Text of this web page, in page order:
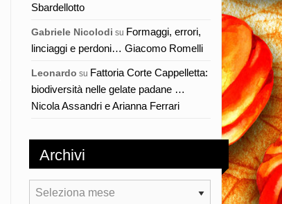
Sbardellotto
Gabriele Nicolodi su Formaggi, errori,
linciaggi e perdoni… Giacomo Romelli
Leonardo su Fattoria Corte Cappelletta:
biodiversità nelle gelate padane …
Nicola Assandri e Arianna Ferrari
Archivi
Archivi